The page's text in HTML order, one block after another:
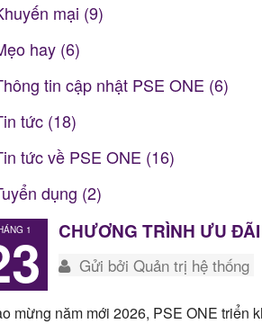
mại (9)
hay (6)
tin cập nhật PSE ONE (6)
tức (18)
tức về PSE ONE (16)
dụng (2)
1 CHƯƠNG TRÌNH ƯU
Gửi bởi Quản trị hệ thống
mừng năm mới 2026, PSE ONE triển